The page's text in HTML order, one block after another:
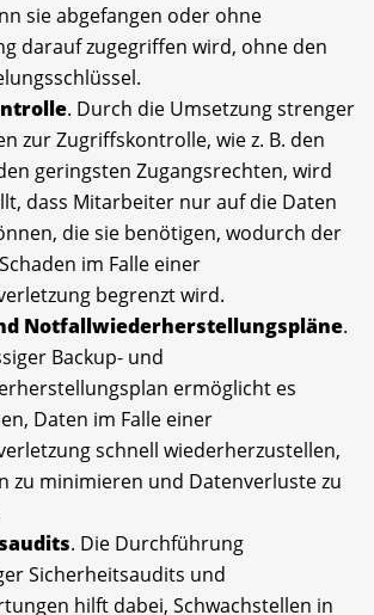
sie abgefangen oder ohne
darauf zugegriffen wird, ohne den
. Durch die Umsetzung strenger
zur Zugriffskontrolle, wie z. B. den
geringsten Zugangsrechten, wird
dass Mitarbeiter nur auf die Daten
die sie benötigen, wodurch der
im Falle einer
begrenzt wird.
Notfallwiederherstellungspläne.
Backup- und
ermöglicht es
Daten im Falle einer
schnell wiederherzustellen,
zu minimieren und Datenverluste zu
. Die Durchführung
Sicherheitsaudits und
hilft dabei, Schwachstellen in